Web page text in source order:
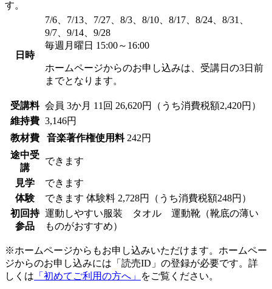
す。
日時
7/6、7/13、7/27、8/3、8/10、8/17、8/24、8/31、
9/7、9/14、9/28
毎週月曜日 15:00～16:00
ホームページからのお申し込みは、受講日の3日前
までとなります。
受講料 会員 3か月 11回 26,620円（うち消費税額2,420円）
維持費 3,146円
教材費
音楽著作権使用料 242円
途中受
講
できます
見学
できます
体験
できます 体験料 2,728円（うち消費税額248円）
初回持
参品
運動しやすい服装 タオル 運動靴（靴底の薄い
ものがおすすめ）
※ホームページからもお申し込みいただけます。ホームペー
ジからのお申し込みには「読売ID」の登録が必要です。詳
しくは 「初めてご利用の方へ」 をご覧ください。